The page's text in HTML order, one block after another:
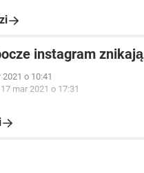
instagram znikają
2021 o 10:41
17 mar 2021 o 17:31